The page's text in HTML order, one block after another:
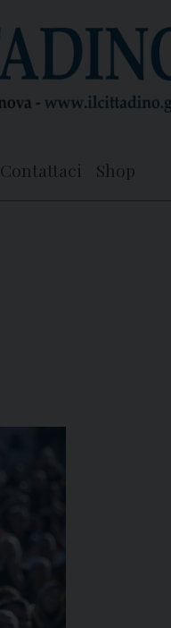
Contattaci Shop